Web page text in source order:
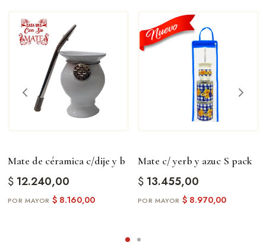
Mate de céramica c/dije y b
$12.240,00
$8.160,00
Mate c/ yerb y azuc S pack
$13.455,00
$8.970,00